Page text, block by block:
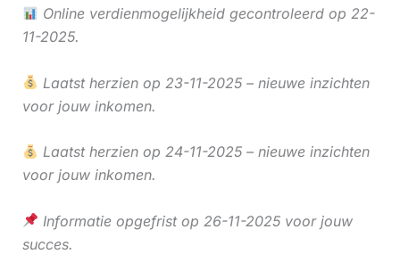
Online verdienmogelijkheid gecontroleerd op 22-
11-2025.
Laatst herzien op 23-11-2025 – nieuwe inzichten
voor jouw inkomen.
Laatst herzien op 24-11-2025 – nieuwe inzichten
voor jouw inkomen.
Informatie opgefrist op 26-11-2025 voor jouw
succes.